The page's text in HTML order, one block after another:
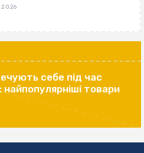
2026
себе під час
товари